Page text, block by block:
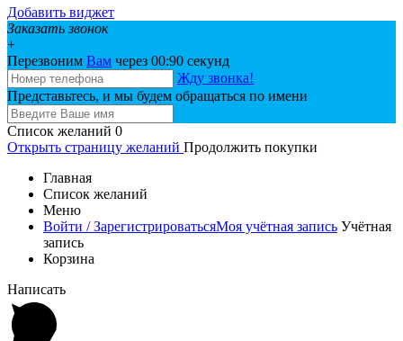
Добавить виджет
Заказать звонок
+
Перезвоним Вам через 00:90 секунд
Жду звонка!
Представьтесь, и мы будем обращаться по имени
Список желаний 0
Открыть страницу желаний Продолжить покупки
Главная
Список желаний
Меню
Войти / ЗарегистрироватьсяМоя учётная запись Учётная
запись
Корзина
Написать